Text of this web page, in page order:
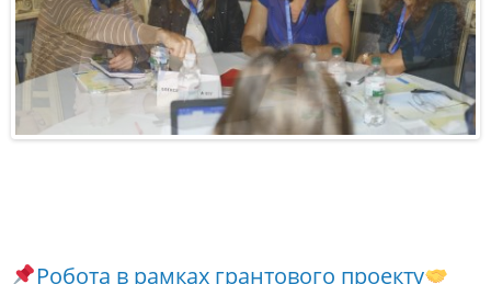
Previous Next
Робота в рамках грантового проекту